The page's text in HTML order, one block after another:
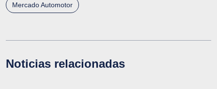
Mercado Automotor
Noticias relacionadas